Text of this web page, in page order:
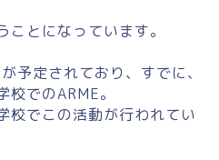
とになっています。
予定されており、すでに、
でのARME。
校でこの活動が行われてい